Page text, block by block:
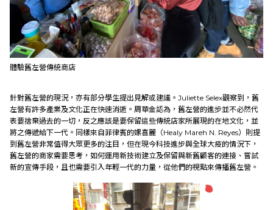
體驗舊左營傳統商店
針對舊左營的現況，亦有部分學生提出見解或建議。Juliette Selex觀察到，舊
左營有許多產業及文化正在快速消逝。周華金認為，舊左營的進步並不必然代
表要捨棄過去的一切，反之應該是要保留這些傳統店家所展現的在地文化，並
將之傳遞給下一代。同樣來自菲律賓的嫘喜麗（Healy Mareh N. Reyes）則提
到舊左營非常值得大眾更多的注目，但在現今科技進步與全球大疫的情況下，
舊左營的商家需要思考，如何運用新技術建立及保留與新舊顧客的連接、嘗試
新的宣傳手段，且也需要引入年輕一代的力量，從他們的視點來傳播舊左營。